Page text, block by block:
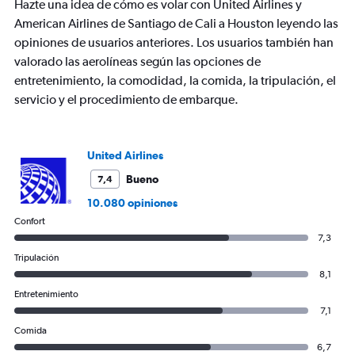
1
Y
axis
values.
Range:
0
Hazte una idea de cómo es volar con United Airlines y
American Airlines de Santiago de Cali a Houston leyendo las
opiniones de usuarios anteriores. Los usuarios también han
valorado las aerolíneas según las opciones de
entretenimiento, la comodidad, la comida, la tripulación, el
servicio y el procedimiento de embarque.
United Airlines
7,4
Bueno
10.080 opiniones
Confort
7,3
Tripulación
8,1
Entretenimiento
7,1
Comida
6,7